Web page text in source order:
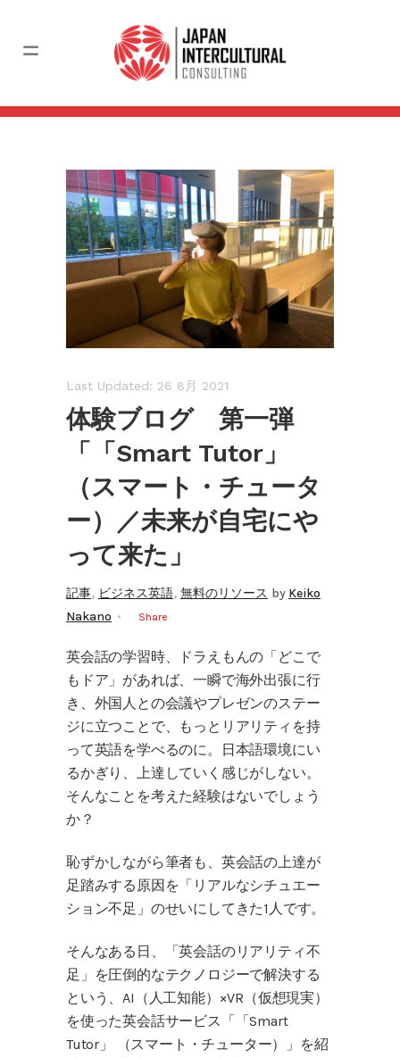
Last Updated: 26 8月 2021
体験ブログ 第一弾
「「Smart Tutor」
（スマート・チュータ
ー）／未来が自宅にや
って来た」
記事, ビジネス英語, 無料のリソース by Keiko
Nakano
Share
英会話の学習時、ドラえもんの「どこで
もドア」があれば、一瞬で海外出張に行
き、外国人との会議やプレゼンのステー
ジに立つことで、もっとリアリティを持
って英語を学べるのに。日本語環境にい
るかぎり、上達していく感じがしない。
そんなことを考えた経験はないでしょう
か？
恥ずかしながら筆者も、英会話の上達が
足踏みする原因を「リアルなシチュエー
ション不足」のせいにしてきた1人です。
そんなある日、「英会話のリアリティ不
足」を圧倒的なテクノロジーで解決する
という、AI（人工知能）×VR（仮想現実）
を使った英会話サービス「「Smart
Tutor」 （スマート・チューター）」を紹